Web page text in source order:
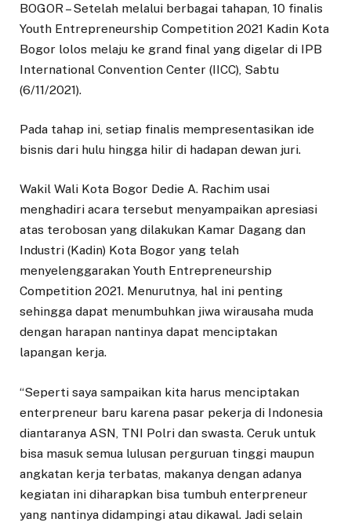
BOGOR – Setelah melalui berbagai tahapan, 10 finalis
Youth Entrepreneurship Competition 2021 Kadin Kota
Bogor lolos melaju ke grand final yang digelar di IPB
International Convention Center (IICC), Sabtu
(6/11/2021).
Pada tahap ini, setiap finalis mempresentasikan ide
bisnis dari hulu hingga hilir di hadapan dewan juri.
Wakil Wali Kota Bogor Dedie A. Rachim usai
menghadiri acara tersebut menyampaikan apresiasi
atas terobosan yang dilakukan Kamar Dagang dan
Industri (Kadin) Kota Bogor yang telah
menyelenggarakan Youth Entrepreneurship
Competition 2021. Menurutnya, hal ini penting
sehingga dapat menumbuhkan jiwa wirausaha muda
dengan harapan nantinya dapat menciptakan
lapangan kerja.
“Seperti saya sampaikan kita harus menciptakan
enterpreneur baru karena pasar pekerja di Indonesia
diantaranya ASN, TNI Polri dan swasta. Ceruk untuk
bisa masuk semua lulusan perguruan tinggi maupun
angkatan kerja terbatas, makanya dengan adanya
kegiatan ini diharapkan bisa tumbuh enterpreneur
yang nantinya didampingi atau dikawal. Jadi selain